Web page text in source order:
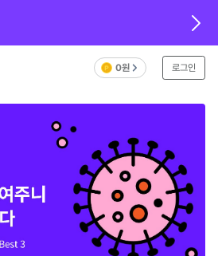
0원 로그인